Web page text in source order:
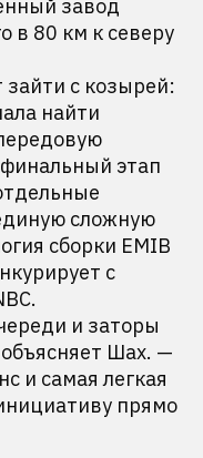
завод
в 80 км к северу
с козырей:
найти
этап
сложную
сборки EMIB
с
и заторы
Шах. —
и самая легкая
прямо